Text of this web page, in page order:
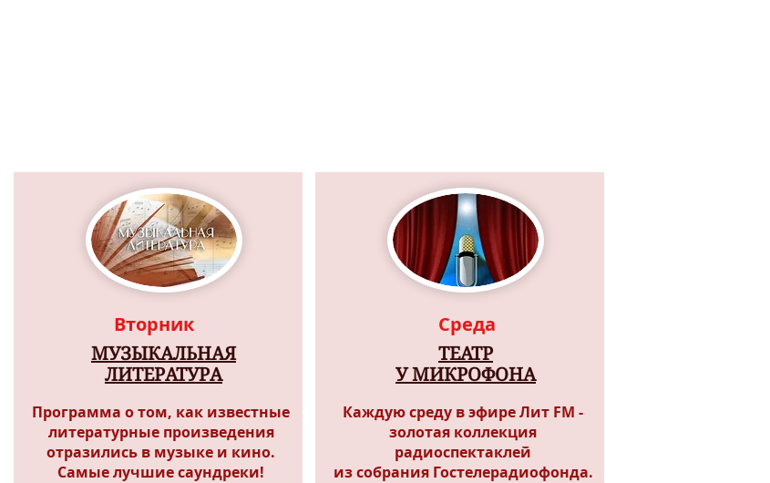
Вторник
МУЗЫКАЛЬНАЯ
ЛИТЕРАТУРА
Программа о том, как известные
литературные произведения
отразились в музыке и кино.
Самые лучшие саундреки!
Среда
ТЕАТР
У МИКРОФОНА
Каждую среду в эфире Лит FM -
золотая коллекция
радиоспектаклей
из собрания Гостелерадиофонда.